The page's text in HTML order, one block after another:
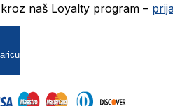
naš Loyalty program –